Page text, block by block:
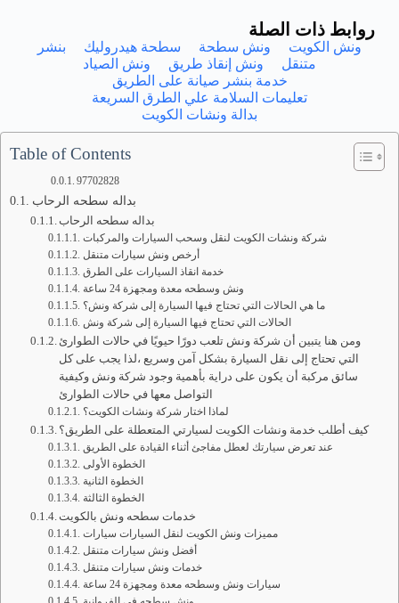
روابط ذات الصلة
ونش الكويت ونش سطحة سطحة هيدروليك
بنشر
متنقل
ونش إنقاذ طريق
ونش الصياد
خدمة بنشر صيانة على الطريق
تعليمات السلامة علي الطرق السريعة
بدالة ونشات الكويت
Table of Contents
97702828
بداله سطحه الرحاب
بداله سطحه الرحاب
شركة ونشات الكويت لنقل وسحب السيارات والمركبات
أرخص ونش سيارات متنقل
خدمة انقاذ السيارات على الطرق
ونش وسطحه معدة ومجهزة 24 ساعة
ما هي الحالات التي تحتاج فيها السيارة إلى شركة ونش؟
الحالات التي تحتاج فيها السيارة إلى شركة ونش
ومن هنا يتبين أن شركة ونش تلعب دورًا حيويًا في حالات الطوارئ
التي تحتاج إلى نقل السيارة بشكل آمن وسريع ،لذا يجب على كل
سائق مركبة أن يكون على دراية بأهمية وجود شركة ونش وكيفية
التواصل معها في حالات الطوارئ
لماذا اختار شركة ونشات الكويت؟
كيف أطلب خدمة ونشات الكويت لسيارتي المتعطلة على الطريق؟
عند تعرض سيارتك لعطل مفاجئ أثناء القيادة على الطريق
الخطوة الأولى
الخطوة الثانية
الخطوة الثالثة
خدمات سطحه ونش بالكويت
مميزات ونش الكويت لنقل السيارات سيارات
أفضل ونش سيارات متنقل
خدمات ونش سيارات متنقل
سيارات ونش وسطحه معدة ومجهزة 24 ساعة